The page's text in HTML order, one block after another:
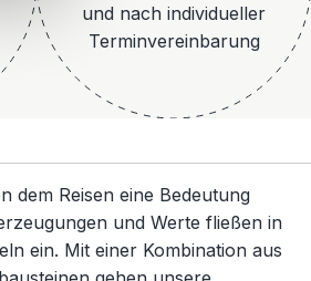
und nach individueller
Terminvereinbarung
dem Reisen eine Bedeutung
und Werte fließen in
ein. Mit einer Kombination aus